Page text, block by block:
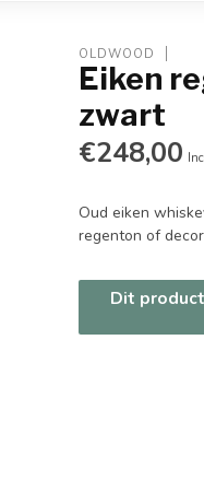
OLDWOOD
Eiken
zwart
€248,00
Oud eiken
regenton of
Dit